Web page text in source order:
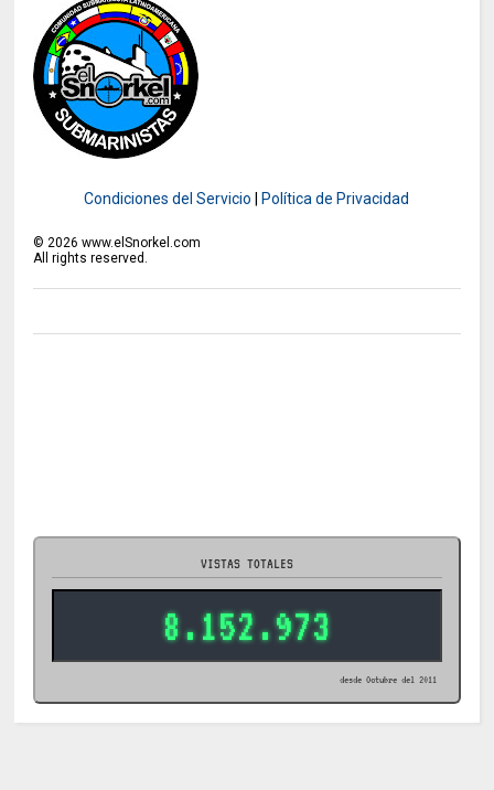
Condiciones del Servicio Política de Privacidad
© 2026 www.elSnorkel.com
All rights reserved.
VISTAS TOTALES
8.152.973
desde Octubre del 2011